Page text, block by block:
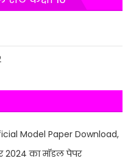
Model Paper Download,
2024 का मॉडल पेपर